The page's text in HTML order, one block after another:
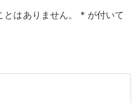
はありません。 * が付いて